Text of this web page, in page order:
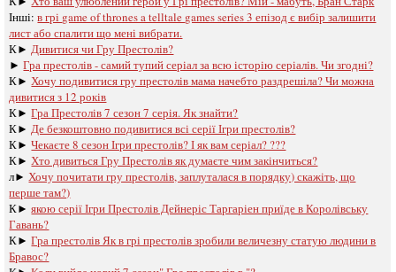
Інші:в грі game of thrones a telltale games series 3 епізод є вибір залишити
лист або спалити що мені вибрати.
К► Дивитися чи Гру Престолів?
►Гра престолів - самий тупий серіал за всю історію серіалів. Чи згодні?
К► Хочу подивитися гру престолів мама начебто раздрешіла? Чи можна
дивитися з 12 років
К►Гра Престолів 7 сезон 7 серія. Як знайти?
К► Де безкоштовно подивитися всі серії Ігри престолів?
К►Чекаєте 8 сезон Ігри престолів? І як вам серіал? ???
К► Хто дивиться Гру Престолів як думаєте чим закінчиться?
л► Хочу почитати гру престолів, заплуталася в порядку) скажіть, що
перше там?)
К►якою серії Ігри Престолів Дейнеріс Таргаріен приїде в Королівську
Гавань?
К►Гра престолів Як в грі престолів зробили величезну статую людини в
Бравос?